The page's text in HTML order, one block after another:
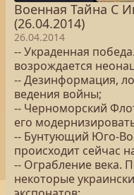
Военная Тайна С
(26.04.2014)
26.04.2014
-- Украденная
возрождается
-- Дезинформация,
ведения войны;
-- Черноморский
его
-- Бунтующий Юго-
происходит сейчас
-- Ограбление века.
некоторые